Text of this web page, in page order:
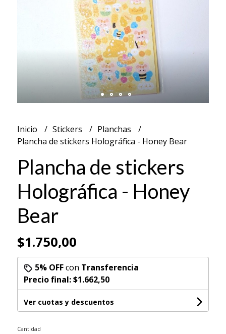
Inicio Stickers
Planchas
Plancha de stickers Holográfica - Honey Bear
Plancha de stickers
Holográfica - Honey
Bear
$1.750,00
5% OFFcon Transferencia
Precio final:$1.662,50
Ver cuotas y descuentos
Cantidad